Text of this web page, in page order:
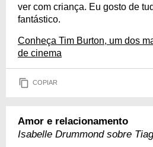
ver com criança. Eu gosto de
fantástico.
Conheça Tim Burton, um dos
de cinema
COPIAR
Amor e relacionamento
Isabelle Drummond sobre